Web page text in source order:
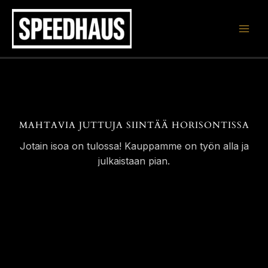
Siirry
sisältöön
MAHTAVIA JUTTUJA SIINTÄÄ HORISONTISSA
Jotain isoa on tulossa! Kauppamme on työn alla ja
julkaistaan pian.